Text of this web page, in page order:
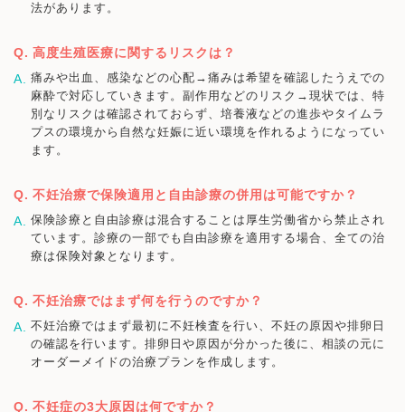
法があります。
高度生殖医療に関するリスクは？
痛みや出血、感染などの心配→痛みは希望を確認したうえでの
麻酔で対応していきます。副作用などのリスク→現状では、特
別なリスクは確認されておらず、培養液などの進歩やタイムラ
プスの環境から自然な妊娠に近い環境を作れるようになってい
ます。
不妊治療で保険適用と自由診療の併用は可能ですか？
保険診療と自由診療は混合することは厚生労働省から禁止され
ています。診療の一部でも自由診療を適用する場合、全ての治
療は保険対象となります。
不妊治療ではまず何を行うのですか？
不妊治療ではまず最初に不妊検査を行い、不妊の原因や排卵日
の確認を行います。排卵日や原因が分かった後に、相談の元に
オーダーメイドの治療プランを作成します。
不妊症の3大原因は何ですか？